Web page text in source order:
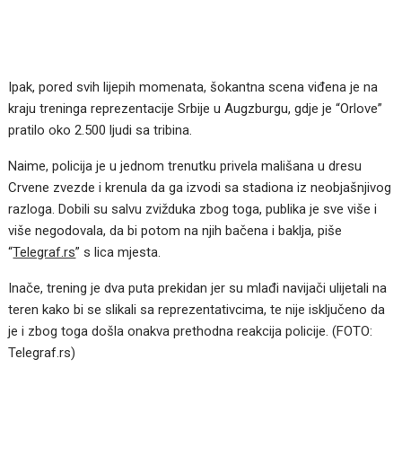
Ipak, pored svih lijepih momenata, šokantna scena viđena je na
kraju treninga reprezentacije Srbije u Augzburgu, gdje je “Orlove”
pratilo oko 2.500 ljudi sa tribina.
Naime, policija je u jednom trenutku privela mališana u dresu
Crvene zvezde i krenula da ga izvodi sa stadiona iz neobjašnjivog
razloga. Dobili su salvu zvižduka zbog toga, publika je sve više i
više negodovala, da bi potom na njih bačena i baklja, piše
“Telegraf.rs” s lica mjesta.
Inače, trening je dva puta prekidan jer su mlađi navijači ulijetali na
teren kako bi se slikali sa reprezentativcima, te nije isključeno da
je i zbog toga došla onakva prethodna reakcija policije. (FOTO:
Telegraf.rs)